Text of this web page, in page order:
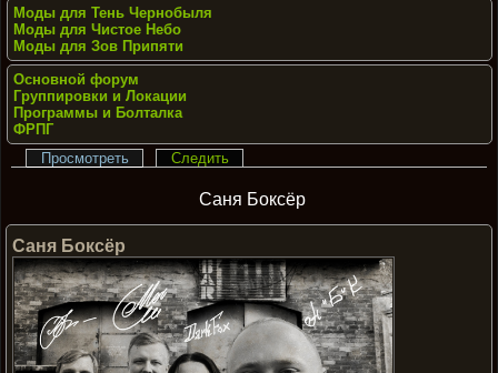
Моды для Тень Чернобыля
Моды для Чистое Небо
Моды для Зов Припяти
Основной форум
Группировки и Локации
Программы и Болталка
ФРПГ
Просмотреть
Следить
Саня Боксёр
Саня Боксёр